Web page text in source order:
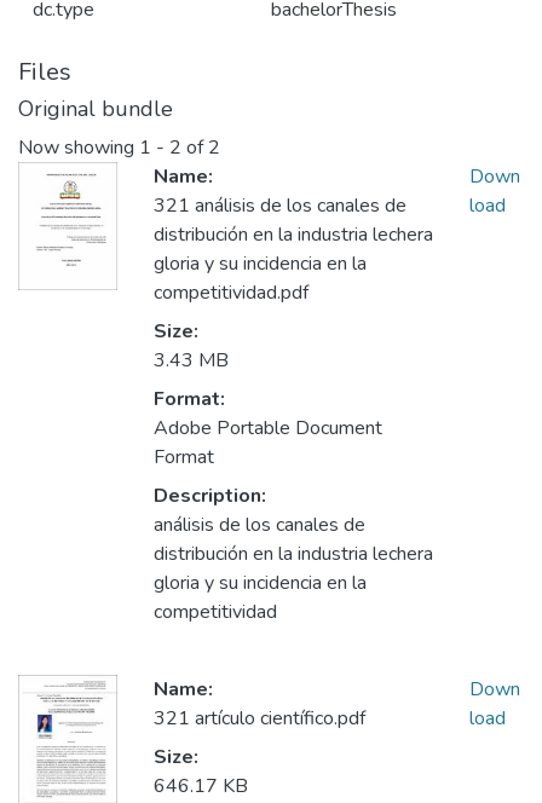
dc.type bachelorThesis
Files
Original bundle
Now showing 1 - 2 of 2
Name:
321 análisis de los canales de
distribución en la industria lechera
gloria y su incidencia en la
competitividad.pdf
Size:
3.43 MB
Format:
Adobe Portable Document
Format
Description:
análisis de los canales de
distribución en la industria lechera
gloria y su incidencia en la
competitividad
Down
load
Name:
321 artículo científico.pdf
Size:
646.17 KB
Down
load